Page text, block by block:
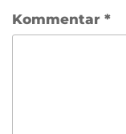
Kommentar *